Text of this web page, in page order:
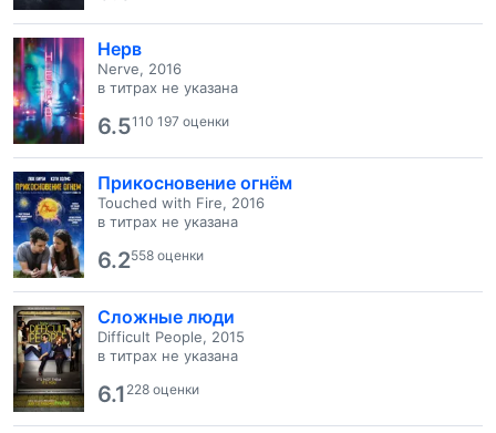
Нерв
Nerve, 2016
в титрах не указана
6.5110 197 оценки
Прикосновение огнём
Touched with Fire, 2016
в титрах не указана
6.2558 оценки
Сложные люди
Difficult People, 2015
в титрах не указана
6.1 228 оценки